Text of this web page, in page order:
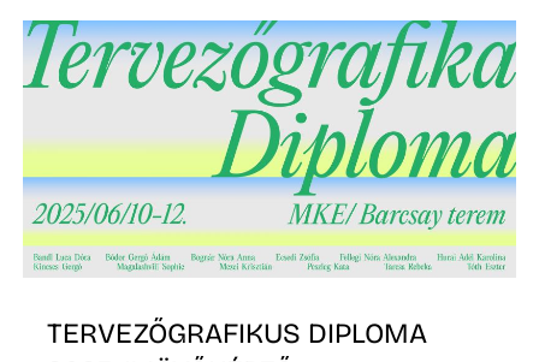
TERVEZŐGRAFIKUS DIPLOMA